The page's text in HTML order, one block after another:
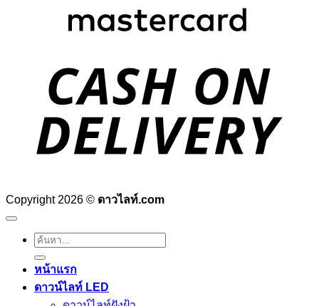
Copyright 2026 © ดาวไลท์.com
ค้นหา:
หน้าแรก
ดาวน์ไลท์ LED